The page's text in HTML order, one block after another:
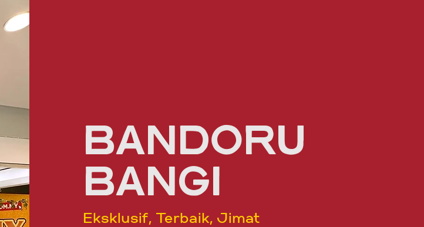
BANDORU
bangi
Eksklusif, Terbaik, Jimat